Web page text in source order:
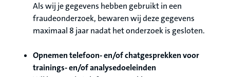
Als wij je gegevens hebben gebruikt in een
fraudeonderzoek, bewaren wij deze gegevens
maximaal 8 jaar nadat het onderzoek is gesloten.
Opnemen telefoon- en/of chatgesprekken voor
trainings- en/of analysedoeleinden